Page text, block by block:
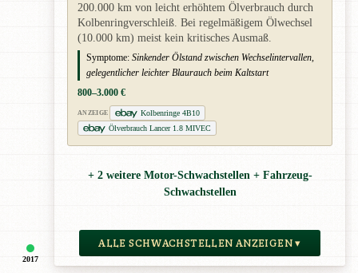
2017
200.000 km von leicht erhöhtem Ölverbrauch durch
Kolbenringverschleiß. Bei regelmäßigem Ölwechsel
(10.000 km) meist kein kritisches Ausmaß.
Symptome: Sinkender Ölstand zwischen Wechselintervallen,
gelegentlicher leichter Blaurauch beim Kaltstart
800–3.000 €
ANZEIGE
Kolbenringe 4B10
Ölverbrauch Lancer 1.8 MIVEC
+ 2 weitere Motor-Schwachstellen + Fahrzeug-
Schwachstellen
ALLE SCHWACHSTELLEN ANZEIGEN ▾